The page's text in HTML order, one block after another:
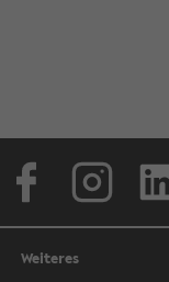
Weiteres